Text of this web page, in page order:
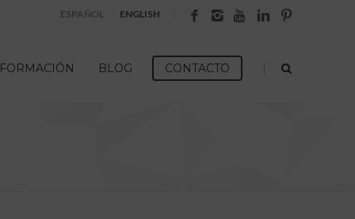
ESPAÑOL ENGLISH
FORMACIÓN BLOG CONTACTO